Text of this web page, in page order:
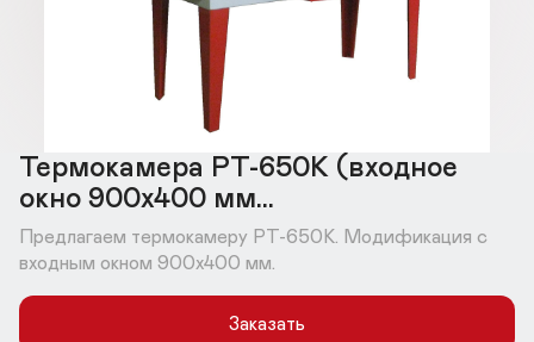
Термокамера РТ-650К (входное
окно 900x400 мм...
Предлагаем термокамеру РТ-650К. Модификация с
входным окном 900x400 мм.
Заказать